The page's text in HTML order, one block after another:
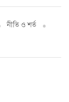
নীতি ও শর্ত